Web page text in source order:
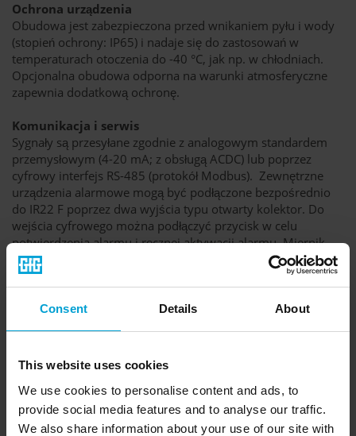
Consent Details About
This website uses cookies
We use cookies to personalise content and ads, to
provide social media features and to analyse our traffic.
We also share information about your use of our site with
Ochrona urządzenia
Obudowa jest zabezpieczona przed wnikaniem pyłu i wody
(stopień ochrony: IP65) i nadaje się do zastosowań w
temperaturach otoczenia do -40 °C, jak np. w chłodniach.
Opcjonalna obudowa odporna na warunki atmosferyczne
zapewnia dodatkową ochronę.
Komunikacja i serwis
Sygnały są przesyłane zgodnie z analogowym standardem
przemysłowym (4-20 mA; z obsługą ACDC) lub poprzez
cyfrowy interfejs RS-485 (protokół Modbus). Zewnętrzne
urządzenia alarmowe mogą być podłączone bezpośrednio
do IR22 F poprzez dwa wyjścia typu otwarty kolektor. Do
wejścia cyfrowego można podłączyć przycisk w celu
potwierdzenia alarmu i ręcznej aktywacji alarmu. Miernik
sygnalizuje stany pracy za pomocą diody LED. Serwis i
regulacje przeprowadza się na miejscu za pomocą aplikacji
mobilnej (regulacja jednoosobowa). Do kontroli funkcji
można zastosować gaz testowy za pomocą adaptera
Najważniejsze cechy w skrócie:
Informacje ogólne: